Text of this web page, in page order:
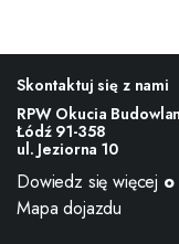
Skontaktuj się z nami
RPW Okucia
Łódź 91-358
ul. Jeziorna 10
Dowiedz się więcej o
Mapa dojazdu